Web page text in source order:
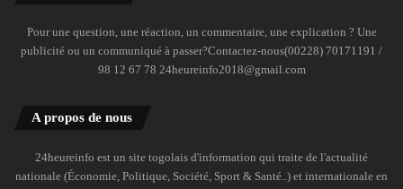
Pour une question, une réaction, un commentaire, une explication ? Une
publicité ou un communiqué à passer?Contactez-nous(00228) 70171191 /
98 12 67 78 24heureinfo2018@gmail.com
A propos de nous
24heureinfo est un site togolais d'information qui traite de l'actualité
nationale (Économie, Politique, Société, Sport & Santé..) et internationale en